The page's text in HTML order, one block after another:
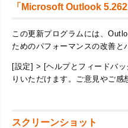
「Microsoft Outlook
この更新プログラムには、
ためのパフォーマンスの改善と
[設定] > [ヘルプとフィードバ
りいただけます。ご意見やご感
スクリーンショット